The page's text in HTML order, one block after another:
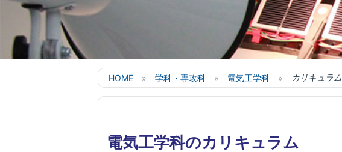
HOME 学科・専攻科 電気工学科 カリキュラム
電気工学科のカリキュラム